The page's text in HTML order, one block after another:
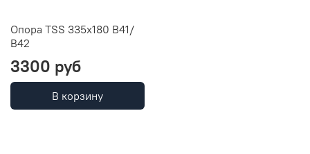
Опорa TSS 335x180 B41/
В42
3300 руб
В корзину